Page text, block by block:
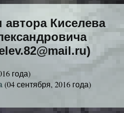
автора Киселева
года)
(04 сентября, 2016 года)